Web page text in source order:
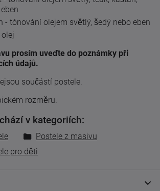
- tónování olejem světlý, šedý nebo eben
prosím uveďte do poznámky při
údajů.
součástí postele.
rozměru.
v kategoriích:
Postele z masivu
pro děti